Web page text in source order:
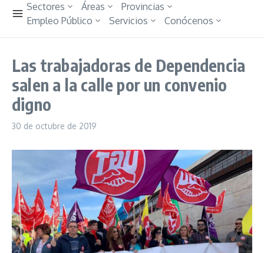
Sectores Áreas
Provincias
Empleo Público
Servicios Conócenos
Las trabajadoras de Dependencia
salen a la calle por un convenio
digno
30 de octubre de 2019